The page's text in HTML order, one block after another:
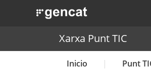
. Obre en una nova finestra.
Xarxa Punt TIC
Inicio Punt